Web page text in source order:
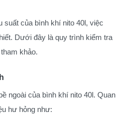
suất của bình khí nito 40l, việc
Dưới đây là quy trình kiểm tra
khảo.
ngoài của bình khí nito 40l. Quan
hư hỏng như: